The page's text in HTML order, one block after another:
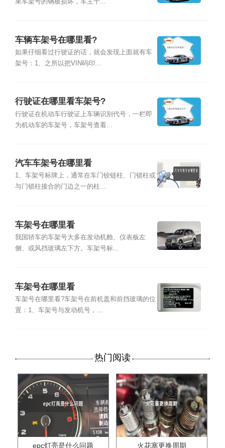
果车架号的钢板损坏，车主千...
车辆车架号在哪里看?
如果仔细看过行驶证的话，就会发现上面就有车
架号：1、之所以把VIN码印...
行驶证在哪里看车架号?
行驶证在机动车行驶证上车辆识别代号，一栏即
为机动车的车架号，车架号查看...
汽车车架号在哪里看
1、车架号标牌上，通常在车门铰链柱、门锁柱或
与门锁柱接合的门边之一的柱...
车架号在哪里看
我国轿车的车架号大多在发动机舱、仪表板左
侧、或风挡玻璃左下方。车架号标...
车架号在哪里看
车架号在哪里看?车架号在前机盖和前挡玻璃的位
置：1、车架号与发动机号，...
热门阅读
epc灯亮是什么问题 火花塞更换周期